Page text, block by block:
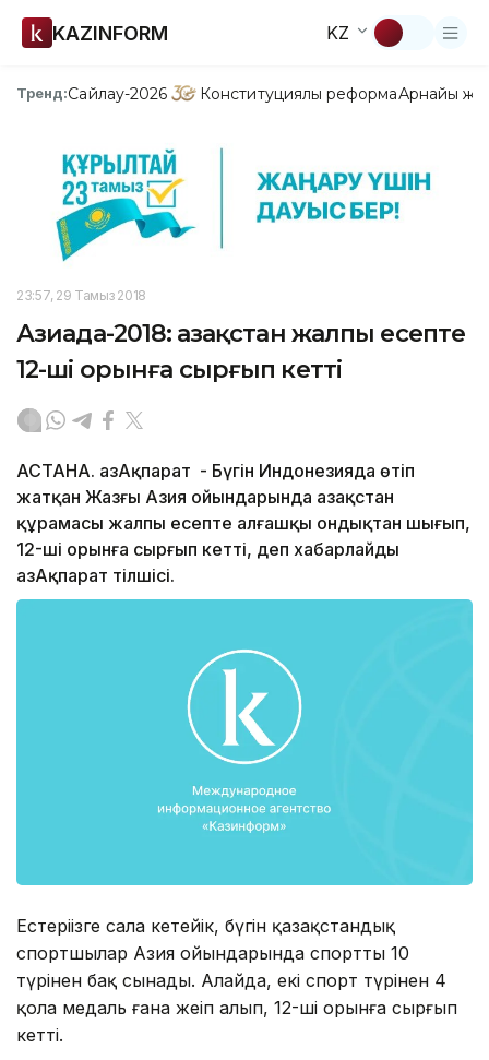
KAZINFORM KZ
Тренд:Сайлау-2026 Конституциялық реформаАрнайы
23:57, 29 Тамыз 2018
Азиада-2018: Қазақстан жалпы есепте
12-ші орынға сырғып кетті
АСТАНА. ҚазАқпарат - Бүгін Индонезияда өтіп
жатқан Жазғы Азия ойындарында Қазақстан
құрамасы жалпы есепте алғашқы ондықтан шығып,
12-ші орынға сырғып кетті, деп хабарлайды
ҚазАқпарат тілшісі.
Естеріңізге сала кетейік, бүгін қазақстандық
спортшылар Азия ойындарында спорттың 10
түрінен бақ сынады. Алайда, екі спорт түрінен 4
қола медаль ғана жеңіп алып, 12-ші орынға сырғып
кетті.